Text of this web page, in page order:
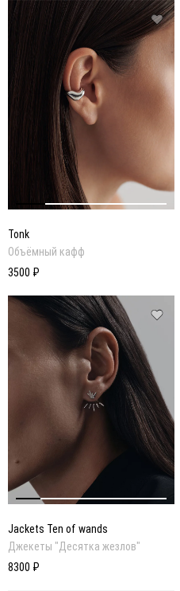
Tonk
Объёмный кафф
3500 ₽
Jackets Ten of wands
Джекеты "Десятка жезлов"
8300 ₽